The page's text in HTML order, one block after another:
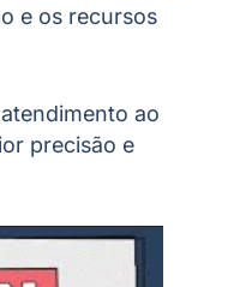
e os recursos
ao
precisão e